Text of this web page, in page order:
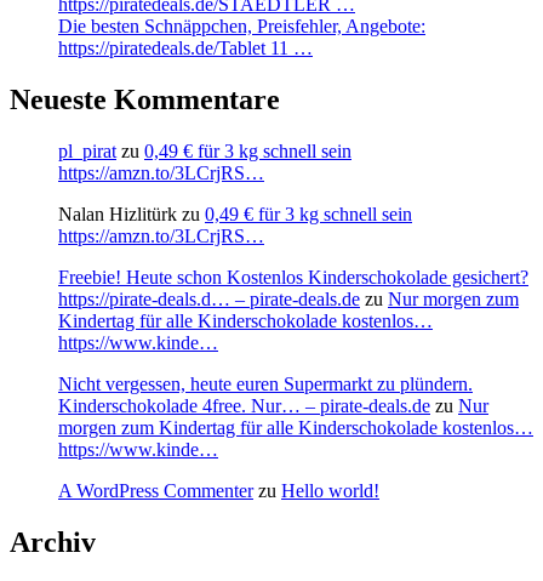
https://piratedeals.de/STAEDTLER …
Die besten Schnäppchen, Preisfehler, Angebote:
https://piratedeals.de/Tablet 11 …
Neueste Kommentare
pl_pirat zu 0,49 € für 3 kg schnell sein
https://amzn.to/3LCrjRS…
Nalan Hizlitürk zu 0,49 € für 3 kg schnell sein
https://amzn.to/3LCrjRS…
Freebie! Heute schon Kostenlos Kinderschokolade gesichert?
https://pirate-deals.d… – pirate-deals.de zu Nur morgen zum
Kindertag für alle Kinderschokolade kostenlos…
https://www.kinde…
Nicht vergessen, heute euren Supermarkt zu plündern.
Kinderschokolade 4free. Nur… – pirate-deals.de zu Nur
morgen zum Kindertag für alle Kinderschokolade kostenlos…
https://www.kinde…
A WordPress Commenterzu Hello world!
Archiv